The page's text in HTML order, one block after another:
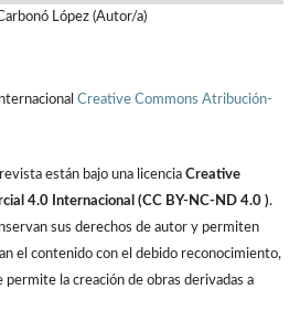
López (Autor/a)
Creative Commons Atribución-
están bajo una licencia Creative
4.0 Internacional (CC BY-NC-ND 4.0 ).
sus derechos de autor y permiten
el contenido con el debido reconocimiento,
la creación de obras derivadas a